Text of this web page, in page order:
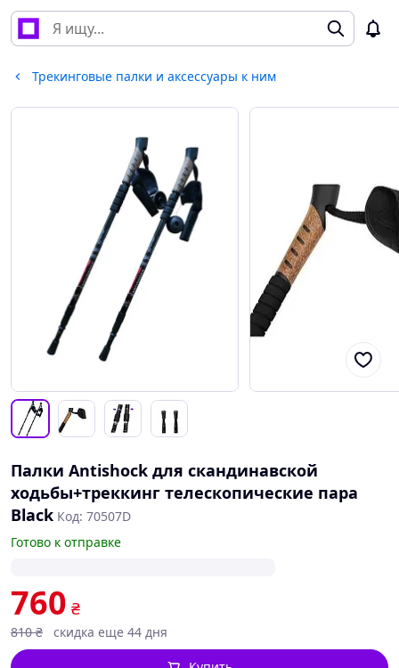
Трекинговые палки и аксессуары к ним
Палки Antishock для скандинавской
ходьбы+треккинг телескопические пара
Black Код: 70507D
Готово к отправке
760 ₴
810 ₴ скидка еще 44 дня